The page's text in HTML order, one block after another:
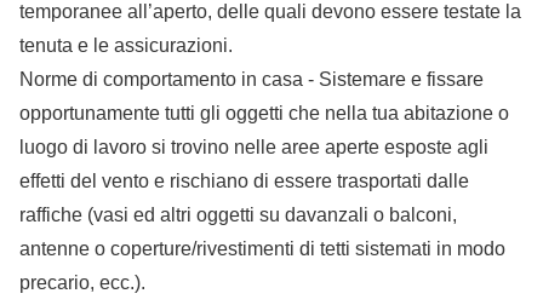
temporanee all’aperto, delle quali devono essere testate la
tenuta e le assicurazioni.
Norme di comportamento in casa - Sistemare e fissare
opportunamente tutti gli oggetti che nella tua abitazione o
luogo di lavoro si trovino nelle aree aperte esposte agli
effetti del vento e rischiano di essere trasportati dalle
raffiche (vasi ed altri oggetti su davanzali o balconi,
antenne o coperture/rivestimenti di tetti sistemati in modo
precario, ecc.).